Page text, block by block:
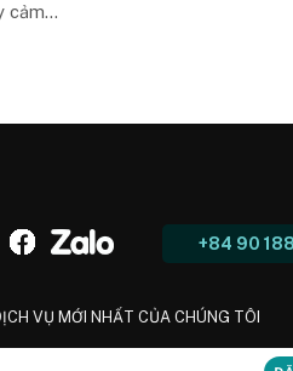
cảm...
+84 90
VỤ MỚI NHẤT CỦA CHÚNG TÔI